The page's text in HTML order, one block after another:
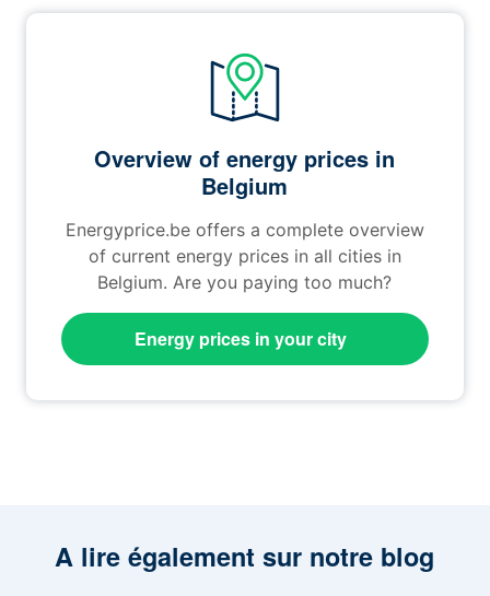
Overview of energy prices in
Belgium
Energyprice.be offers a complete overview
of current energy prices in all cities in
Belgium. Are you paying too much?
Energy prices in your city
A lire également sur notre blog